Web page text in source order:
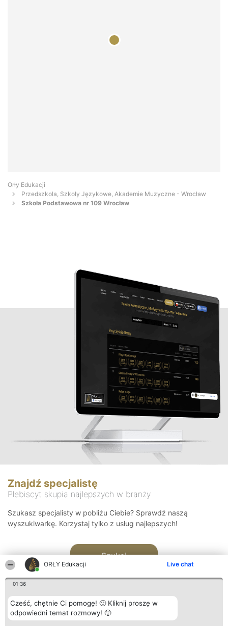
ORŁY Edukacji Live chat
01:36
Cześć, chętnie Ci pomogę! 🙂 Kliknij proszę w
odpowiedni temat rozmowy! 🙂
Orły Edukacji
Przedszkola, Szkoły Językowe, Akademie Muzyczne - Wrocław
Szkoła Podstawowa nr 109 Wrocław
Znajdź specjalistę
Plebiscyt skupia najlepszych w branży
Szukasz specjalisty w pobliżu Ciebie? Sprawdź naszą
wyszukiwarkę. Korzystaj tylko z usług najlepszych!
Szukaj